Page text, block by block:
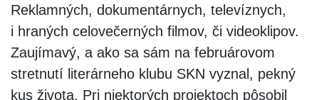
Reklamných, dokumentárnych, televíznych,
i hraných celovečerných filmov, či videoklipov.
Zaujímavý, a ako sa sám na februárovom
stretnutí literárneho klubu SKN vyznal, pekný
kus života. Pri niektorých projektoch pôsobil